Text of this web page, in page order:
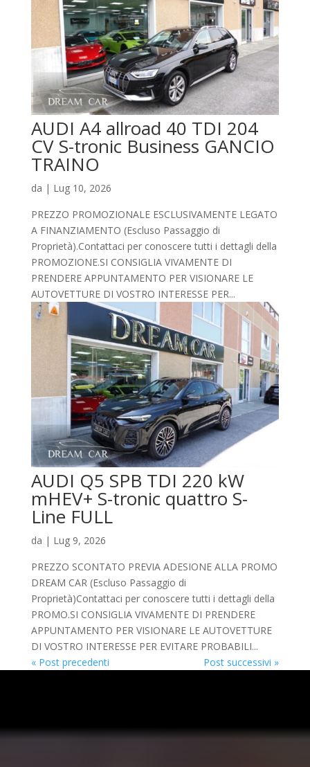
AUDI A4 allroad 40 TDI 204
CV S-tronic Business GANCIO
TRAINO
da | Lug 10, 2026
PREZZO PROMOZIONALE ESCLUSIVAMENTE LEGATO
A FINANZIAMENTO (Escluso Passaggio di
Proprietà).Contattaci per conoscere tutti i dettagli della
PROMOZIONE.SI CONSIGLIA VIVAMENTE DI
PRENDERE APPUNTAMENTO PER VISIONARE LE
AUTOVETTURE DI VOSTRO INTERESSE PER...
AUDI Q5 SPB TDI 220 kW
mHEV+ S-tronic quattro S-
Line FULL
da | Lug 9, 2026
PREZZO SCONTATO PREVIA ADESIONE ALLA PROMO
DREAM CAR (Escluso Passaggio di
Proprietà)Contattaci per conoscere tutti i dettagli della
PROMO.SI CONSIGLIA VIVAMENTE DI PRENDERE
APPUNTAMENTO PER VISIONARE LE AUTOVETTURE
DI VOSTRO INTERESSE PER EVITARE PROBABILI...
« Post precedenti
Post successivi »